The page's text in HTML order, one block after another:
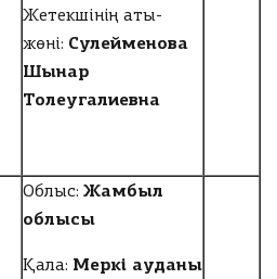
Жетекшінің аты-
жөні: Сулейменова
Шынар
Толеугалиевна
Облыс: Жамбыл
облысы
Қала: Меркі ауданы